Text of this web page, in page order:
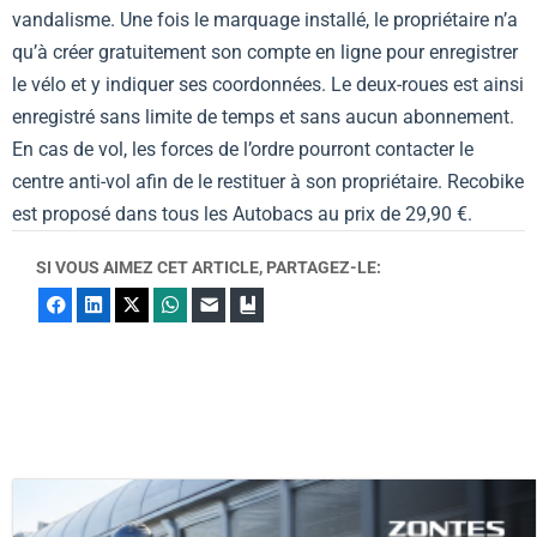
vandalisme. Une fois le marquage installé, le propriétaire n’a
qu’à créer gratuitement son compte en ligne pour enregistrer
le vélo et y indiquer ses coordonnées. Le deux-roues est ainsi
enregistré sans limite de temps et sans aucun abonnement.
En cas de vol, les forces de l’ordre pourront contacter le
centre anti-vol afin de le restituer à son propriétaire. Recobike
est proposé dans tous les Autobacs au prix de 29,90 €.
SI VOUS AIMEZ CET ARTICLE, PARTAGEZ-LE:
FacebookLinkedIn WhatsApp
E-mail